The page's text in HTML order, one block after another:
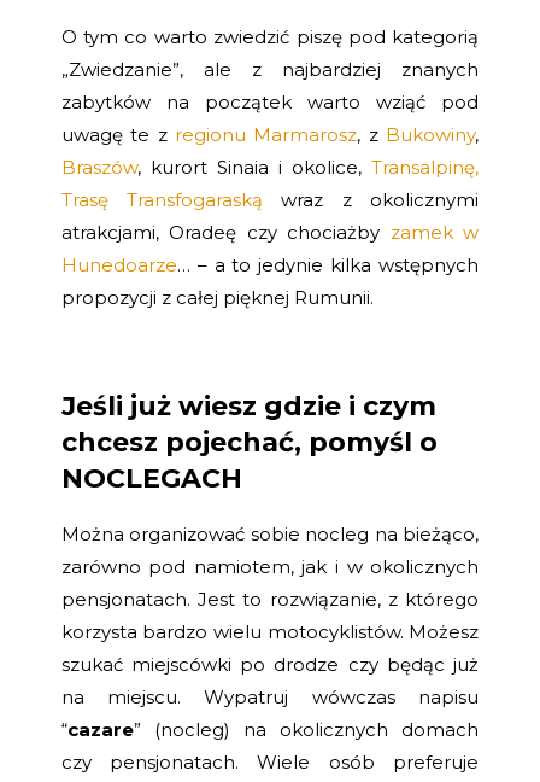
O tym co warto zwiedzić piszę pod kategorią
„Zwiedzanie”, ale z najbardziej znanych
zabytków na początek warto wziąć pod
uwagę te z regionu Marmarosz, z Bukowiny,
Braszów, kurort Sinaia i okolice,Transalpinę,
Trasę Transfogaraską wraz z okolicznymi
atrakcjami, Oradeę czy chociażby zamek w
Hunedoarze… – a to jedynie kilka wstępnych
propozycji z całej pięknej Rumunii.
Jeśli już wiesz gdzie i czym
chcesz pojechać, pomyśl o
NOCLEGACH
Można organizować sobie nocleg na bieżąco,
zarówno pod namiotem, jak i w okolicznych
pensjonatach. Jest to rozwiązanie, z którego
korzysta bardzo wielu motocyklistów. Możesz
szukać miejscówki po drodze czy będąc już
na miejscu. Wypatruj wówczas napisu
“cazare” (nocleg) na okolicznych domach
czy pensjonatach. Wiele osób preferuje